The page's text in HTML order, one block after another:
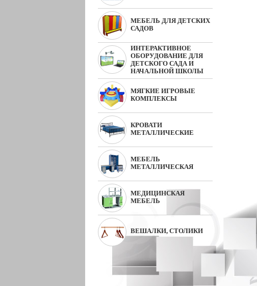
МЕБЕЛЬ ДЛЯ ДЕТСКИХ
САДОВ
ИНТЕРАКТИВНОЕ
ОБОРУДОВАНИЕ ДЛЯ
ДЕТСКОГО САДА И
НАЧАЛЬНОЙ ШКОЛЫ
МЯГКИЕ ИГРОВЫЕ
КОМПЛЕКСЫ
КРОВАТИ
МЕТАЛЛИЧЕСКИЕ
МЕБЕЛЬ
МЕТАЛЛИЧЕСКАЯ
МЕДИЦИНСКАЯ
МЕБЕЛЬ
ВЕШАЛКИ, СТОЛИКИ